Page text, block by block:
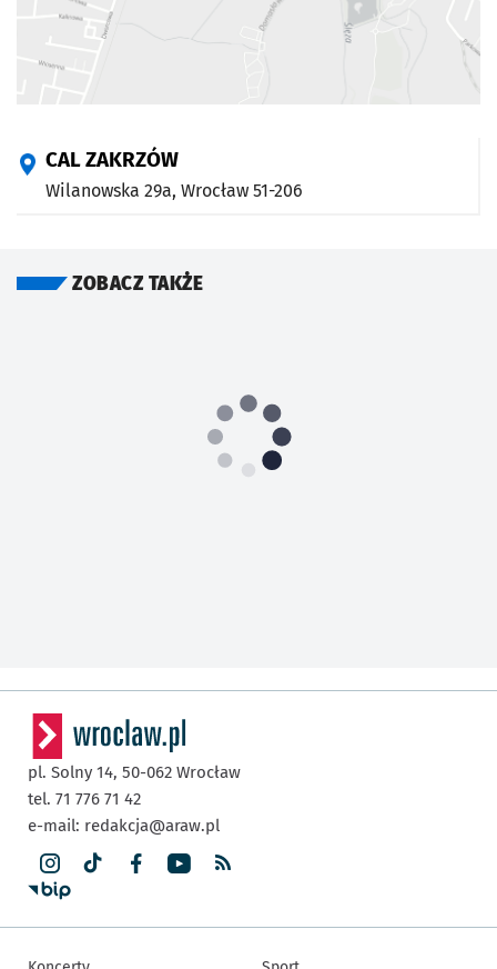
CAL ZAKRZÓW
Wilanowska 29a, Wrocław 51-206
ZOBACZ TAKŻE
pl. Solny 14, 50-062 Wrocław
tel. 71 776 71 42
e-mail: redakcja@araw.pl